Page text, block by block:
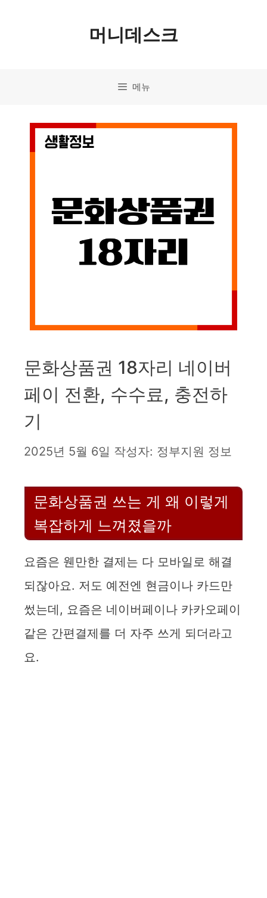
머니데스크
메뉴
문화상품권 18자리 네이버
페이 전환, 수수료, 충전하
기
2025년 5월 6일 작성자: 정부지원 정보
문화상품권 쓰는 게 왜 이렇게
복잡하게 느껴졌을까
요즘은 웬만한 결제는 다 모바일로 해결
되잖아요. 저도 예전엔 현금이나 카드만
썼는데, 요즘은 네이버페이나 카카오페이
같은 간편결제를 더 자주 쓰게 되더라고
요.